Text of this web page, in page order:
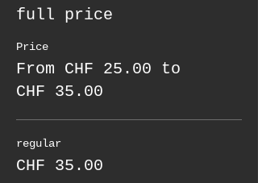
full price
Price
From CHF 25.00 to
CHF 35.00
regular
CHF 35.00